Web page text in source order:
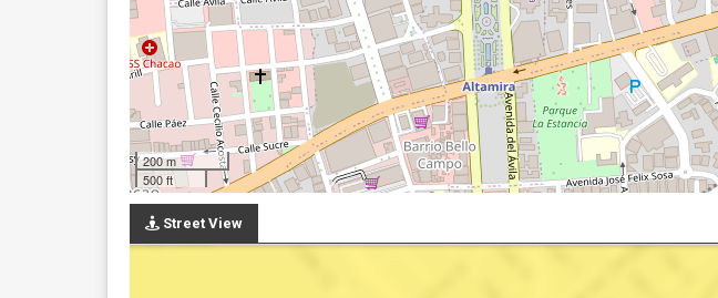
200 m
500 ft
Street View